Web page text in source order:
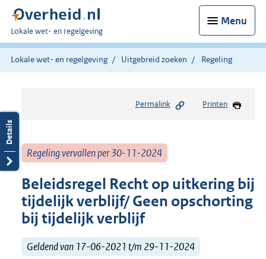
Menu
U
bent
hier:
Lokale wet- en regelgeving
Lokale wet- en regelgeving Uitgebreid zoeken Regeling
Permalink Printen
Regeling vervallen per 30-11-2024
Beleidsregel Recht op uitkering bij
tijdelijk verblijf/ Geen opschorting
bij tijdelijk verblijf
Geldend van 17-06-2021 t/m 29-11-2024